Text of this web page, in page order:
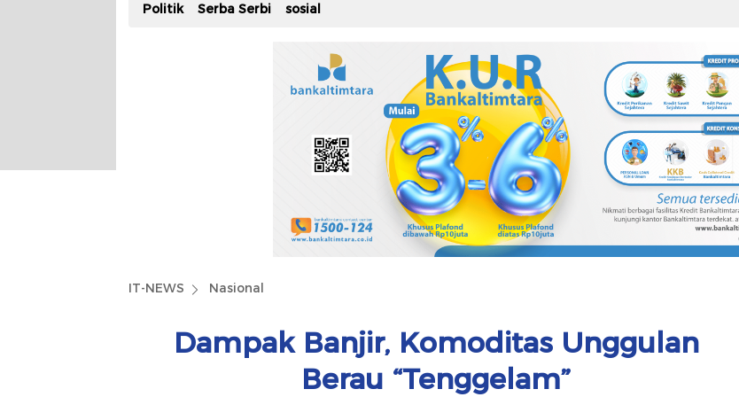
Politik Serba Serbi sosial
IT-NEWS Nasional
Dampak Banjir, Komoditas Unggulan
Berau “Tenggelam”